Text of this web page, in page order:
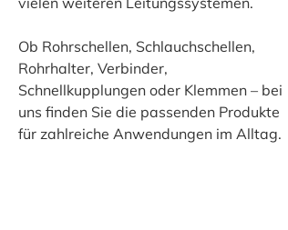
Ob Rohrschellen, Schlauchschellen,
Rohrhalter, Verbinder,
Schnellkupplungen oder Klemmen – bei
uns finden Sie die passenden Produkte
für zahlreiche Anwendungen im Alltag.